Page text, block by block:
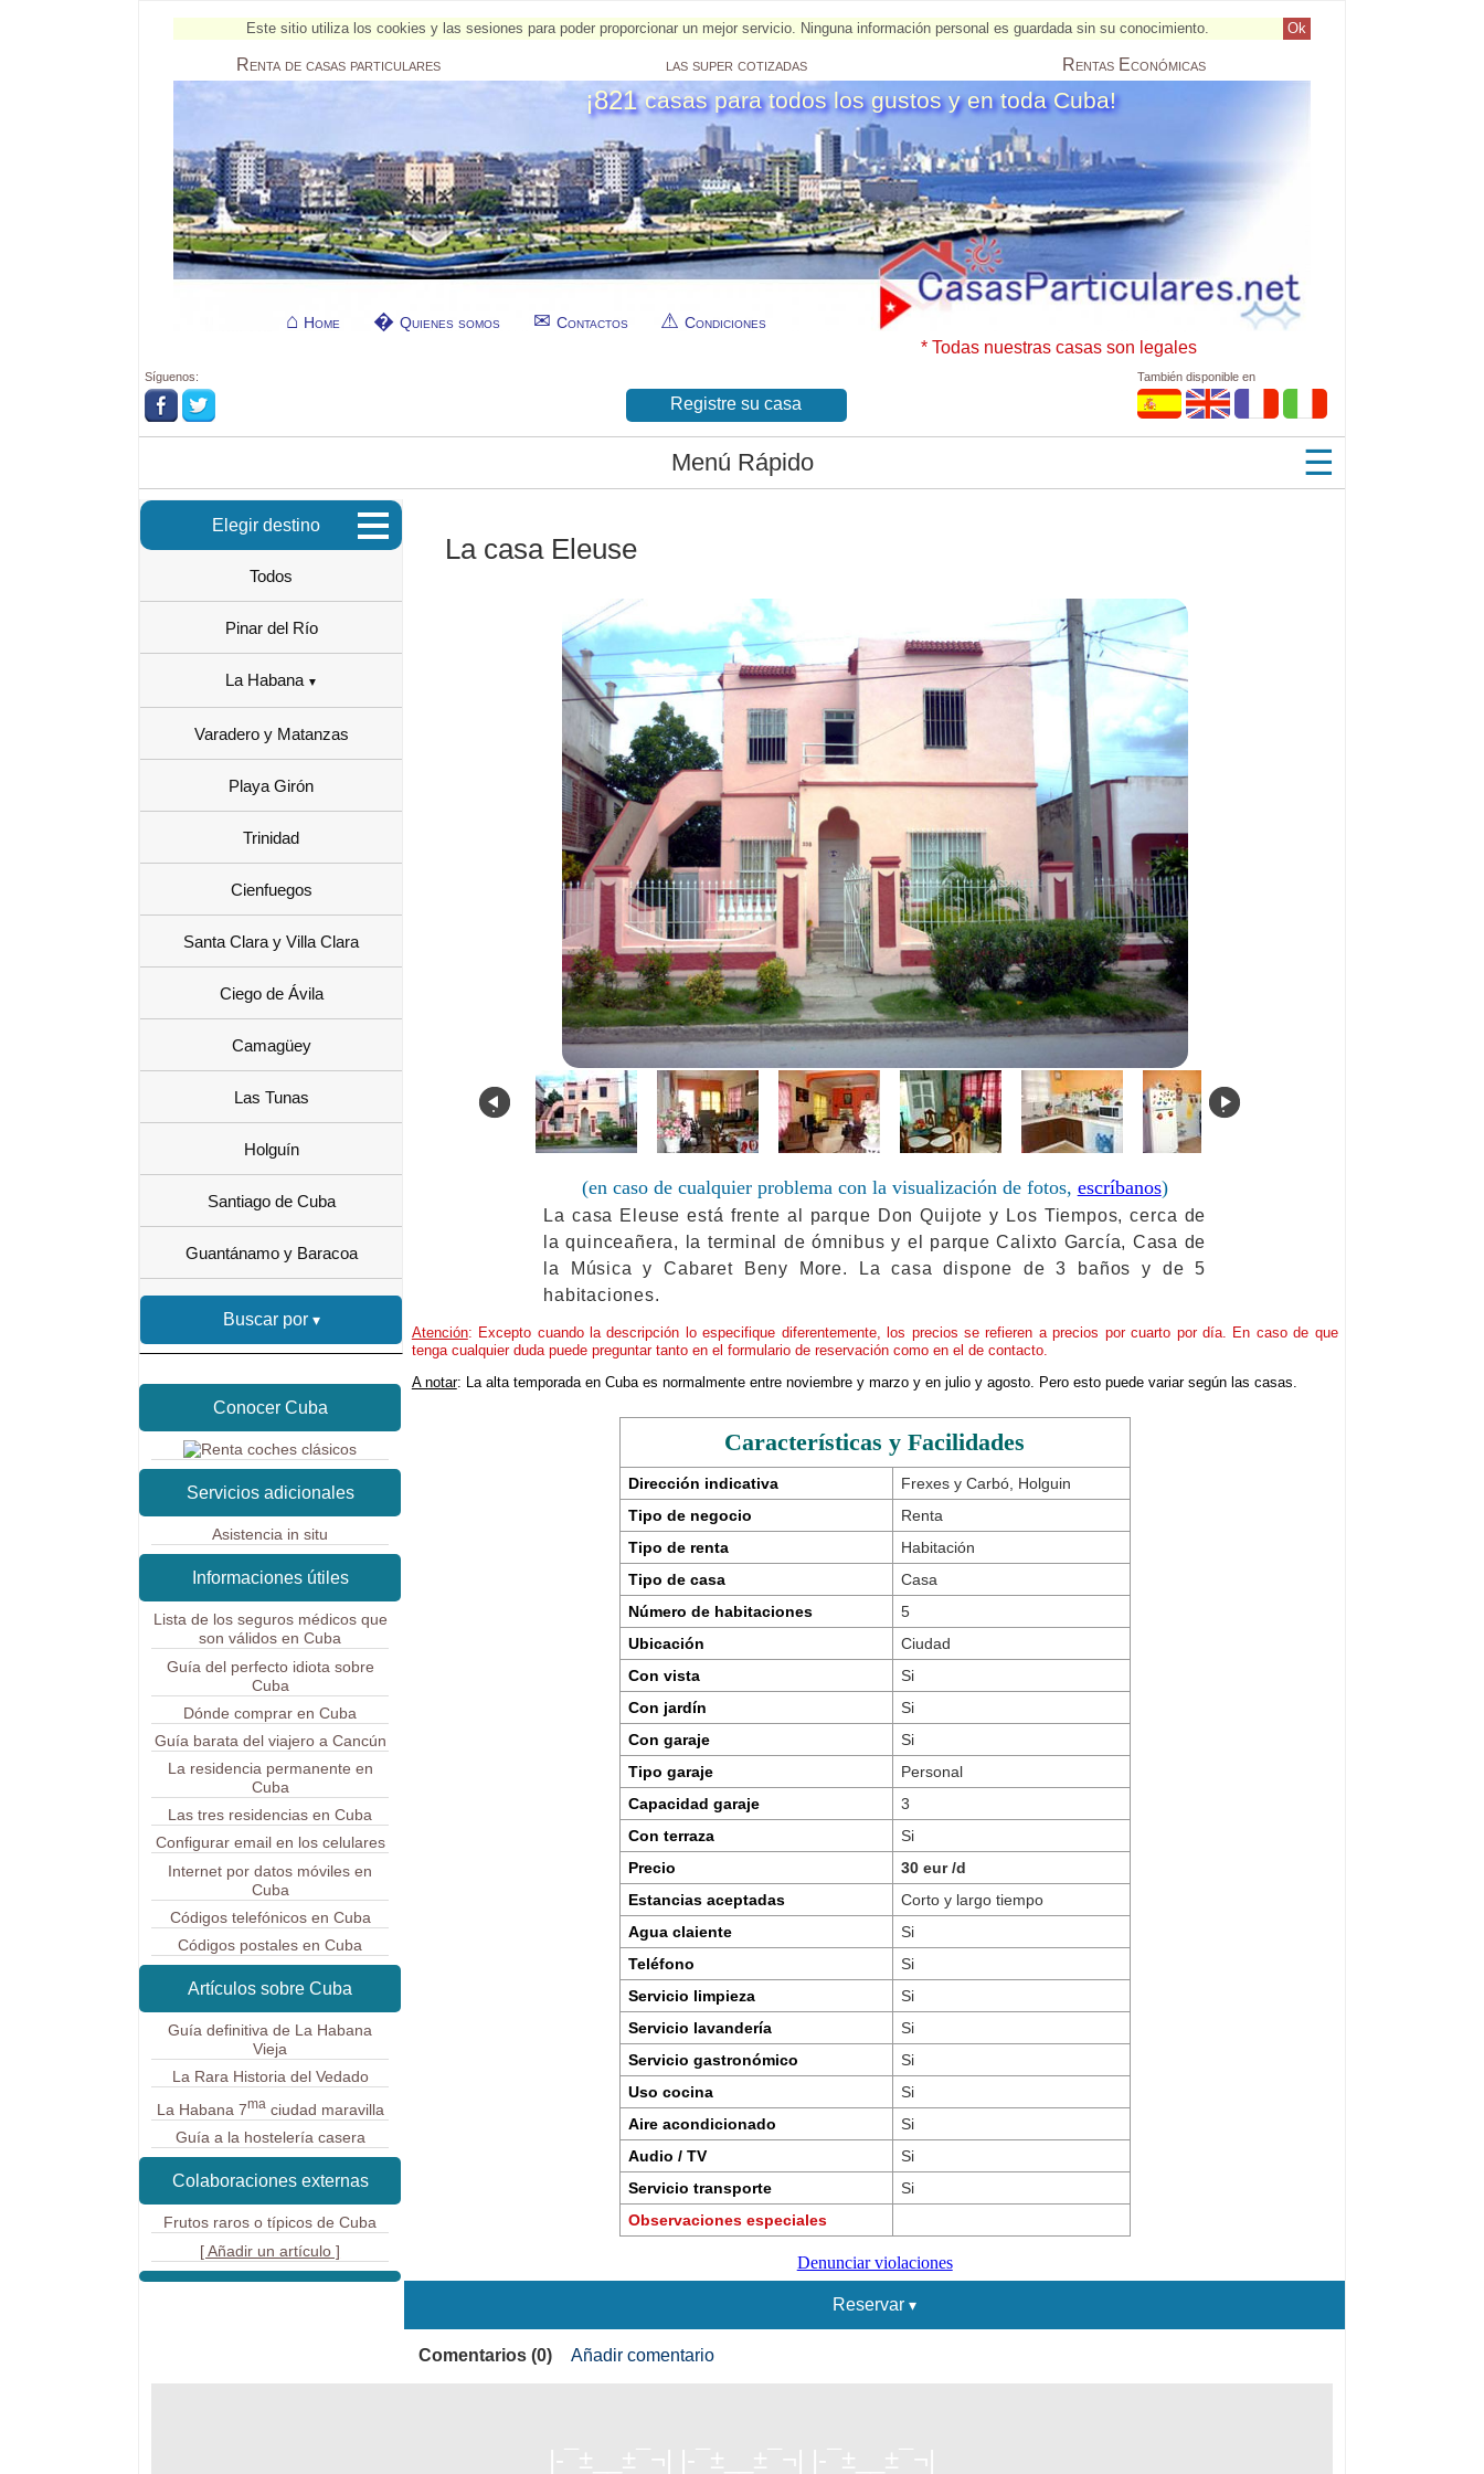
Ok
Este sitio utiliza los cookies y las sesiones para poder proporcionar un mejor servicio. Ninguna información personal es guardada sin su conocimiento.
Rentade casas particulares las super cotizadas Rentas Económicas
* Todas nuestras casas son legales
¡821casas para todos los gustos y en toda Cuba!
Home Quienes somos Contactos Condiciones
Síguenos:
Registre su casa
También disponible en
Menú Rápido ☰
Elegir destino
Todos
Pinar del Río
La Habana
Varadero y Matanzas
Playa Girón
Trinidad
Cienfuegos
Santa Clara y Villa Clara
Ciego de Ávila
Camagüey
Las Tunas
Holguín
Santiago de Cuba
Guantánamo y Baracoa
Buscar por
La casa Eleuse
. .
(en caso de cualquier problema con la visualización de fotos, escríbanos)
La casa Eleuse está frente al parque Don Quijote y Los Tiempos, cerca de
la quinceañera, la terminal de ómnibus y el parque Calixto García, Casa de
la Música y Cabaret Beny More. La casa dispone de 3 baños y de 5
habitaciones.
Atención: Excepto cuando la descripción lo especifique diferentemente, los precios se refieren a precios por cuarto por día. En caso de que
tenga cualquier duda puede preguntar tanto en el formulario de reservación como en el de contacto.
A notar: La alta temporada en Cuba es normalmente entre noviembre y marzo y en julio y agosto. Pero esto puede variar según las casas.
Características y Facilidades
Dirección indicativa
Frexes y Carbó, Holguin
Tipo de negocio
Renta
Tipo de renta
Habitación
Tipo de casa
Casa
Número de habitaciones
5
Ubicación
Ciudad
Con vista
Si
Con jardín
Si
Con garaje
Si
Tipo garaje
Personal
Capacidad garaje
3
Con terraza
Si
Precio
30 eur /d
Estancias aceptadas
Corto y largo tiempo
Agua claiente
Si
Teléfono
Si
Servicio limpieza
Si
Servicio lavandería
Si
Servicio gastronómico
Si
Uso cocina
Si
Aire acondicionado
Si
Audio / TV
Si
Servicio transporte
Si
Observaciones especiales
Denunciar violaciones
Reservar
Comentarios (0) Añadir comentario
Conocer Cuba
Servicios adicionales
Asistencia in situ
Informaciones útiles
Lista de los seguros médicos que
son válidos en Cuba
Guía del perfecto idiota sobre
Cuba
Dónde comprar en Cuba
Guía barata del viajero a Cancún
La residencia permanente en
Cuba
Las tres residencias en Cuba
Configurar email en los celulares
Internet por datos móviles en
Cuba
Códigos telefónicos en Cuba
Códigos postales en Cuba
Artículos sobre Cuba
Guía definitiva de La Habana
Vieja
La Rara Historia del Vedado
La Habana 7maciudad maravilla
Guía a la hostelería casera
Colaboraciones externas
Frutos raros o típicos de Cuba
[ Añadir un artículo ]